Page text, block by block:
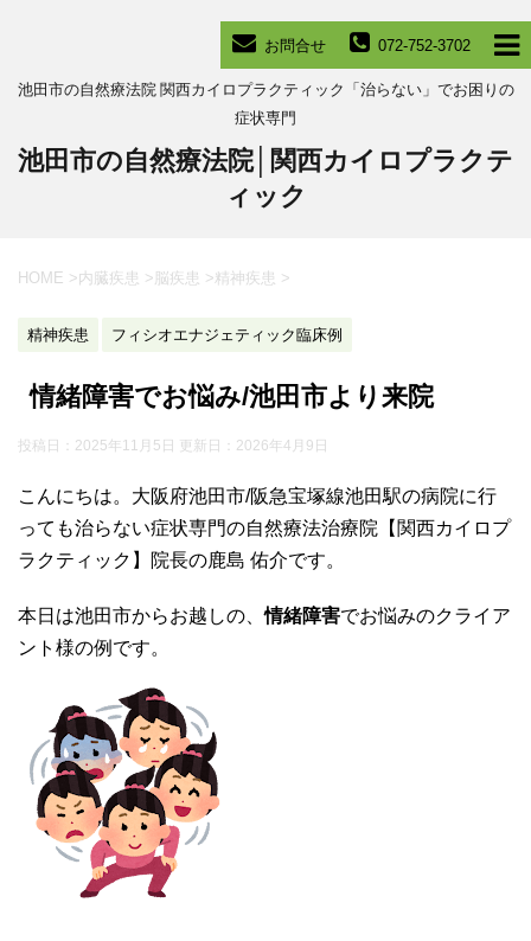
072-752-3702
お問合せ
池田市の自然療法院 関西カイロプラクティック「治らない」でお困りの
症状専門
池田市の自然療法院│関西カイロプラクテ
ィック
HOME >内臓疾患 > 脳疾患 >精神疾患 >
精神疾患 フィシオエナジェティック臨床例
情緒障害でお悩み/池田市より来院
投稿日：2025年11月5日 更新日： 2026年4月9日
こんにちは。大阪府池田市/阪急宝塚線池田駅の病院に行
っても治らない症状専門の自然療法治療院【関西カイロプ
ラクティック】院長の鹿島 佑介です。
本日は池田市からお越しの、情緒障害でお悩みのクライア
ント様の例です。